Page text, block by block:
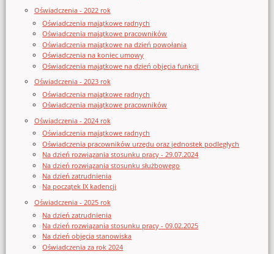
Oświadczenia - 2022 rok
Oświadczenia majątkowe radnych
Oświadczenia majątkowe pracowników
Oświadczenia majątkowe na dzień powołania
Oświadczenia na koniec umowy
Oświadczenia majątkowe na dzień objęcia funkcji
Oświadczenia - 2023 rok
Oświadczenia majątkowe radnych
Oświadczenia majątkowe pracowników
Oświadczenia - 2024 rok
Oświadczenia majątkowe radnych
Oświadczenia pracowników urzędu oraz jednostek podległych
Na dzień rozwiązania stosunku pracy - 29.07.2024
Na dzień rozwiązania stosunku służbowego
Na dzień zatrudnienia
Na początek IX kadencji
Oświadczenia - 2025 rok
Na dzień zatrudnienia
Na dzień rozwiązania stosunku pracy - 09.02.2025
Na dzień objęcia stanowiska
Oświadczenia za rok 2024